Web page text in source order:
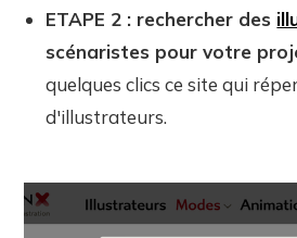
ETAPE 2 : rechercher des
scénaristes pour votre
quelques clics ce site qui
d'illustrateurs.